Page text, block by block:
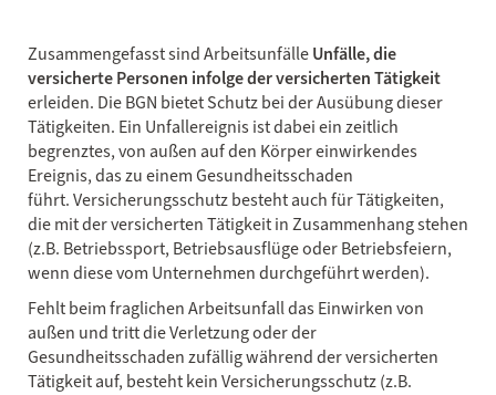
Zusammengefasst sind ArbeitsunfälleUnfälle, die
versicherte Personen infolge der versicherten Tätigkeit
erleiden. Die BGN bietet Schutz bei der Ausübung dieser
Tätigkeiten. Ein Unfallereignis ist dabei ein zeitlich
begrenztes, von außen auf den Körper einwirkendes
Ereignis, das zu einem Gesundheitsschaden
führt. Versicherungsschutz besteht auch für Tätigkeiten,
die mit der versicherten Tätigkeit in Zusammenhang stehen
(z.B. Betriebssport, Betriebsausflüge oder Betriebsfeiern,
wenn diese vom Unternehmen durchgeführt werden).
Fehlt beim fraglichen Arbeitsunfall das Einwirken von
außen und tritt die Verletzung oder der
Gesundheitsschaden zufällig während der versicherten
Tätigkeit auf, besteht kein Versicherungsschutz (z.B.